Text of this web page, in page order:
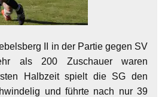
II in der Partie gegen SV
als 200 Zuschauer waren
Halbzeit spielt die SG den
und führte nach nur 39